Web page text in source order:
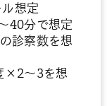
想定
40分で想定
診察数を想
×2～3を想